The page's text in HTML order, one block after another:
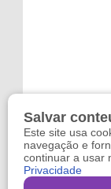
Salvar
Este site usa
navegação e
continuar a usar
Privacidade